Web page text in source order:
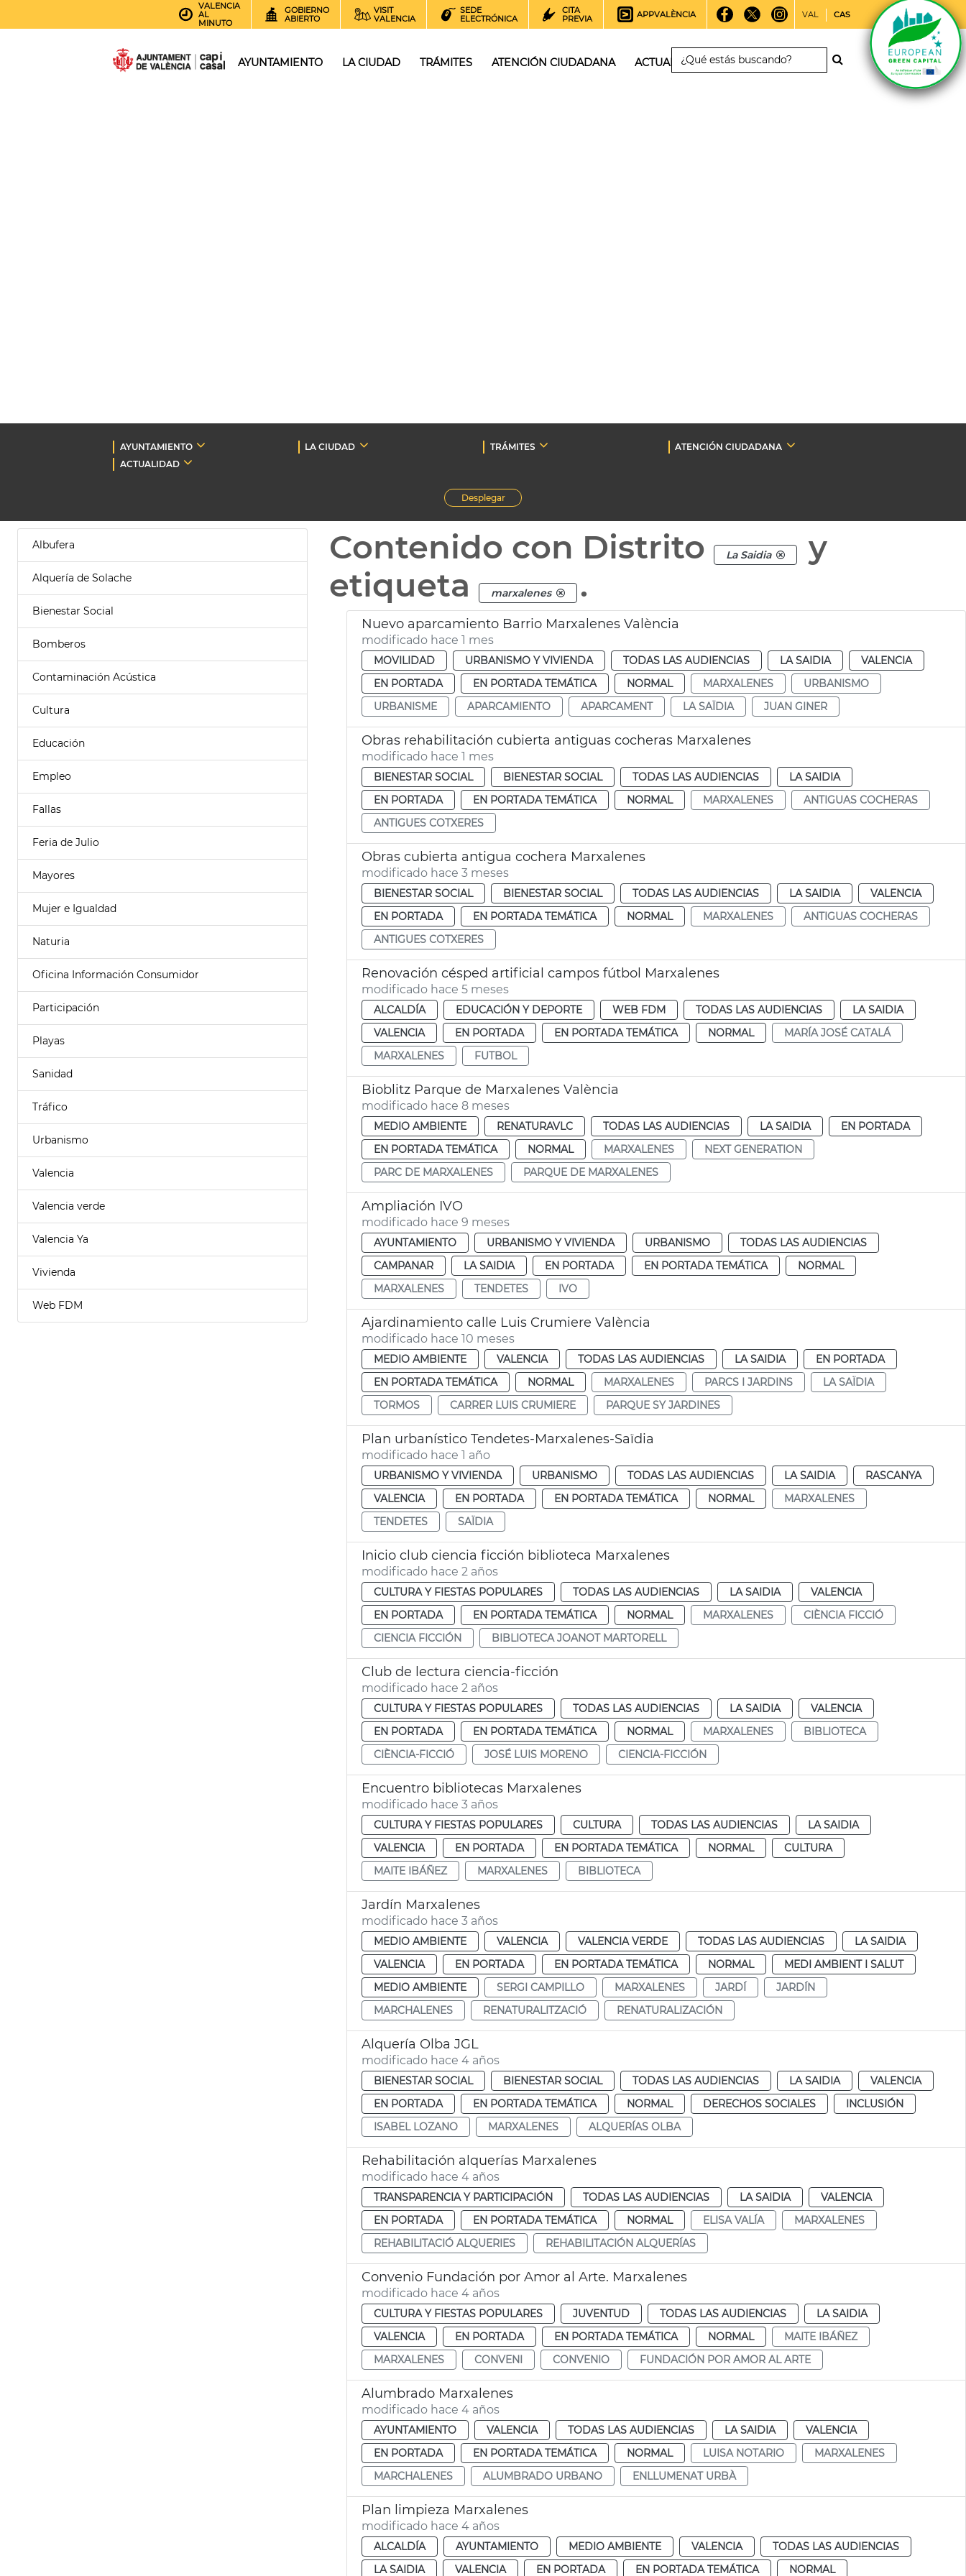
VALENCIA
AL
MINUTO
GOBIERNO
ABIERTO
VISIT
VALENCIA
SEDE
ELECTRÓNICA
CITA
PREVIA
APPVALÈNCIA VAL CAS
AYUNTAMIENTO LA CIUDAD TRÁMITES ATENCIÓN CIUDADANA ACTUALIDAD
AYUNTAMIENTO LA CIUDAD TRÁMITES
ATENCIÓN CIUDADANA
ACTUALIDAD
Desplegar
Albufera
Alquería de Solache
Bienestar Social
Bomberos
Contaminación Acústica
Cultura
Educación
Empleo
Fallas
Feria de Julio
Mayores
Mujer e Igualdad
Naturia
Oficina Información Consumidor
Participación
Playas
Sanidad
Tráfico
Urbanismo
Valencia
Valencia verde
Valencia Ya
Vivienda
Web FDM
Contenido con Distrito La Saidia
y
etiqueta
marxalenes .
Nuevo aparcamiento Barrio Marxalenes València
modificado hace 1 mes
MOVILIDAD URBANISMO Y VIVIENDA TODAS LAS AUDIENCIAS LA SAIDIA
VALENCIA
EN PORTADA
EN PORTADA TEMÁTICA NORMAL MARXALENES
URBANISMO
URBANISME
APARCAMIENTO APARCAMENT LA SAÏDIA JUAN GINER
Obras rehabilitación cubierta antiguas cocheras Marxalenes
modificado hace 1 mes
BIENESTAR SOCIAL BIENESTAR SOCIAL TODAS LAS AUDIENCIAS
LA SAIDIA
EN PORTADA
EN PORTADA TEMÁTICA NORMAL MARXALENES
ANTIGUAS COCHERAS
ANTIGUES COTXERES
Obras cubierta antigua cochera Marxalenes
modificado hace 3 meses
BIENESTAR SOCIAL BIENESTAR SOCIAL TODAS LAS AUDIENCIAS LA SAIDIA
VALENCIA
EN PORTADA
EN PORTADA TEMÁTICA NORMAL MARXALENES
ANTIGUAS COCHERAS
ANTIGUES COTXERES
Renovación césped artificial campos fútbol Marxalenes
modificado hace 5 meses
ALCALDÍA EDUCACIÓN Y DEPORTE WEB FDM TODAS LAS AUDIENCIAS
LA SAIDIA
VALENCIA
EN PORTADA EN PORTADA TEMÁTICA NORMAL
MARÍA JOSÉ CATALÁ
MARXALENES
FUTBOL
Bioblitz Parque de Marxalenes València
modificado hace 8 meses
MEDIO AMBIENTE RENATURAVLC TODAS LAS AUDIENCIAS LA SAIDIA
EN PORTADA
EN PORTADA TEMÁTICA
NORMAL MARXALENES
NEXT GENERATION
PARC DE MARXALENES
PARQUE DE MARXALENES
Ampliación IVO
modificado hace 9 meses
AYUNTAMIENTO URBANISMO Y VIVIENDA URBANISMO
TODAS LAS AUDIENCIAS
CAMPANAR
LA SAIDIA EN PORTADA EN PORTADA TEMÁTICA
NORMAL
MARXALENES
TENDETES IVO
Ajardinamiento calle Luis Crumiere València
modificado hace 10 meses
MEDIO AMBIENTE VALENCIA TODAS LAS AUDIENCIAS LA SAIDIA
EN PORTADA
EN PORTADA TEMÁTICA
NORMAL MARXALENES PARCS I JARDINS
LA SAÏDIA
TORMOS
CARRER LUIS CRUMIERE PARQUE SY JARDINES
Plan urbanístico Tendetes-Marxalenes-Saïdia
modificado hace 1 año
URBANISMO Y VIVIENDA URBANISMO TODAS LAS AUDIENCIAS LA SAIDIA
RASCANYA
VALENCIA
EN PORTADA EN PORTADA TEMÁTICA NORMAL
MARXALENES
TENDETES
SAÏDIA
Inicio club ciencia ficción biblioteca Marxalenes
modificado hace 2 años
CULTURA Y FIESTAS POPULARES TODAS LAS AUDIENCIAS LA SAIDIA
VALENCIA
EN PORTADA
EN PORTADA TEMÁTICA NORMAL MARXALENES
CIÈNCIA FICCIÓ
CIENCIA FICCIÓN
BIBLIOTECA JOANOT MARTORELL
Club de lectura ciencia-ficción
modificado hace 2 años
CULTURA Y FIESTAS POPULARES TODAS LAS AUDIENCIAS LA SAIDIA
VALENCIA
EN PORTADA
EN PORTADA TEMÁTICA NORMAL MARXALENES
BIBLIOTECA
CIÈNCIA-FICCIÓ
JOSÉ LUIS MORENO CIENCIA-FICCIÓN
Encuentro bibliotecas Marxalenes
modificado hace 3 años
CULTURA Y FIESTAS POPULARES CULTURA TODAS LAS AUDIENCIAS
LA SAIDIA
VALENCIA
EN PORTADA EN PORTADA TEMÁTICA NORMAL
CULTURA
MAITE IBÁÑEZ
MARXALENES BIBLIOTECA
Jardín Marxalenes
modificado hace 3 años
MEDIO AMBIENTE VALENCIA VALENCIA VERDE TODAS LAS AUDIENCIAS
LA SAIDIA
VALENCIA
EN PORTADA EN PORTADA TEMÁTICA NORMAL
MEDI AMBIENT I SALUT
MEDIO AMBIENTE
SERGI CAMPILLO MARXALENES JARDÍ
JARDÍN
MARCHALENES
RENATURALITZACIÓ RENATURALIZACIÓN
Alquería Olba JGL
modificado hace 4 años
BIENESTAR SOCIAL BIENESTAR SOCIAL TODAS LAS AUDIENCIAS LA SAIDIA
VALENCIA
EN PORTADA
EN PORTADA TEMÁTICA NORMAL DERECHOS SOCIALES
INCLUSIÓN
ISABEL LOZANO
MARXALENES ALQUERÍAS OLBA
Rehabilitación alquerías Marxalenes
modificado hace 4 años
TRANSPARENCIA Y PARTICIPACIÓN TODAS LAS AUDIENCIAS LA SAIDIA
VALENCIA
EN PORTADA
EN PORTADA TEMÁTICA NORMAL ELISA VALÍA
MARXALENES
REHABILITACIÓ ALQUERIES
REHABILITACIÓN ALQUERÍAS
Convenio Fundación por Amor al Arte. Marxalenes
modificado hace 4 años
CULTURA Y FIESTAS POPULARES JUVENTUD TODAS LAS AUDIENCIAS
LA SAIDIA
VALENCIA
EN PORTADA EN PORTADA TEMÁTICA NORMAL
MAITE IBÁÑEZ
MARXALENES
CONVENI CONVENIO FUNDACIÓN POR AMOR AL ARTE
Alumbrado Marxalenes
modificado hace 4 años
AYUNTAMIENTO VALENCIA TODAS LAS AUDIENCIAS LA SAIDIA
VALENCIA
EN PORTADA
EN PORTADA TEMÁTICA NORMAL LUISA NOTARIO
MARXALENES
MARCHALENES
ALUMBRADO URBANO ENLLUMENAT URBÀ
Plan limpieza Marxalenes
modificado hace 4 años
ALCALDÍA AYUNTAMIENTO MEDIO AMBIENTE VALENCIA
TODAS LAS AUDIENCIAS
LA SAIDIA
VALENCIA EN PORTADA EN PORTADA TEMÁTICA NORMAL